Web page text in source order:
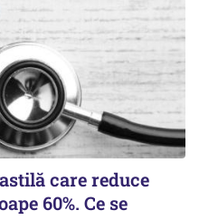
care reduce
60%. Ce se